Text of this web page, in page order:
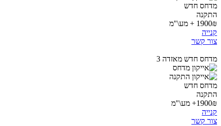
מדחס חדש
התקנה
1900₪ + מע\"מ
קנייה
צור קשר
מדחס חדש מאזדה 3
מדחס חדש
התקנה
1900₪+ מע\"מ
קנייה
צור קשר